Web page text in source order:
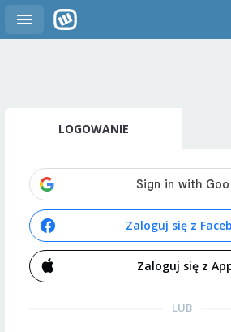
LOGOWANIE
Zaloguj się z
Zaloguj się z
LUB